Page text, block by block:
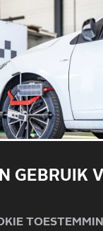
JUISTE
GEBRUIK